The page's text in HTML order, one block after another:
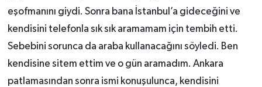
eşofmanını giydi. Sonra bana İstanbul’a gideceğini ve
kendisini telefonla sık sık aramamam için tembih etti.
Sebebini sorunca da araba kullanacağını söyledi. Ben
kendisine sitem ettim ve o gün aramadım. Ankara
patlamasından sonra ismi konuşulunca, kendisini